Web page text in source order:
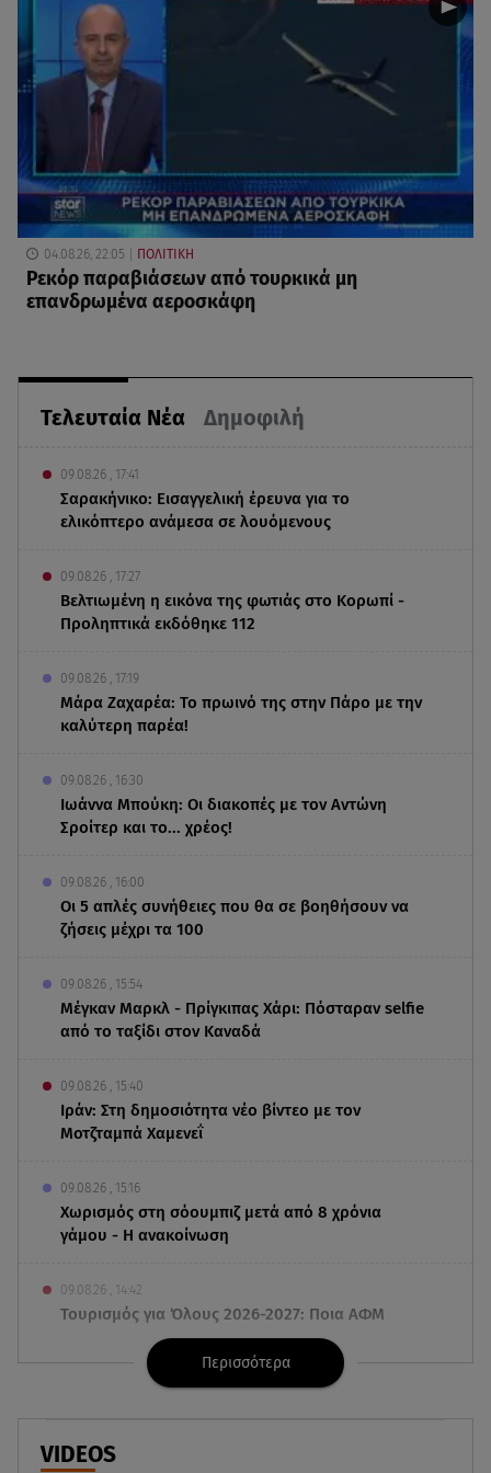
Τελευταία Νέα Δημοφιλή
09.08.26 , 17:41
Σαρακήνικο: Εισαγγελική έρευνα για το
ελικόπτερο ανάμεσα σε λουόμενους
09.08.26 , 17:27
Βελτιωμένη η εικόνα της φωτιάς στο Κορωπί -
Προληπτικά εκδόθηκε 112
09.08.26 , 17:19
Μάρα Ζαχαρέα: Το πρωινό της στην Πάρο με την
καλύτερη παρέα!
09.08.26 , 16:30
Ιωάννα Μπούκη: Οι διακοπές με τον Αντώνη
Σροίτερ και το... χρέος!
09.08.26 , 16:00
Οι 5 απλές συνήθειες που θα σε βοηθήσουν να
ζήσεις μέχρι τα 100
09.08.26 , 15:54
Μέγκαν Μαρκλ - Πρίγκιπας Χάρι: Πόσταραν selfie
από το ταξίδι στον Καναδά
09.08.26 , 15:40
Ιράν: Στη δημοσιότητα νέο βίντεο με τον
Μοτζταμπά Χαμενεΐ
09.08.26 , 15:16
Χωρισμός στη σόουμπιζ μετά από 8 χρόνια
γάμου - Η ανακοίνωση
09.08.26 , 14:42
Τουρισμός για Όλους 2026-2027: Ποια ΑΦΜ
υποβάλλουν σήμερα αιτήσεις
Πινακίδες κυκλοφορίας με λίγα κλικ - Τέλος οι
Περισσότερα
VIDEOS
04.08.26, 22:05 ΠΟΛΙΤΙΚΗ
Ρεκόρ παραβιάσεων από τουρκικά μη
επανδρωμένα αεροσκάφη